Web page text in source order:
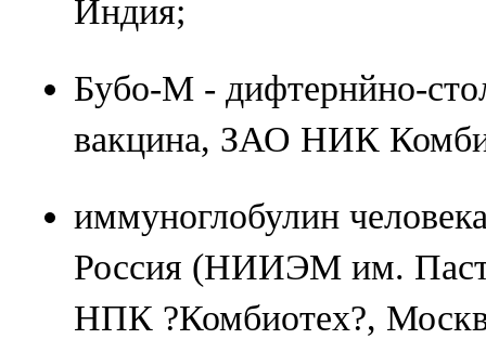
Индия;
Бубо-М - дифтернйно-
вакцина, ЗАО НИК
иммуноглобулин
Россия (НИИЭМ им.
НПК ?Комбиотех?,